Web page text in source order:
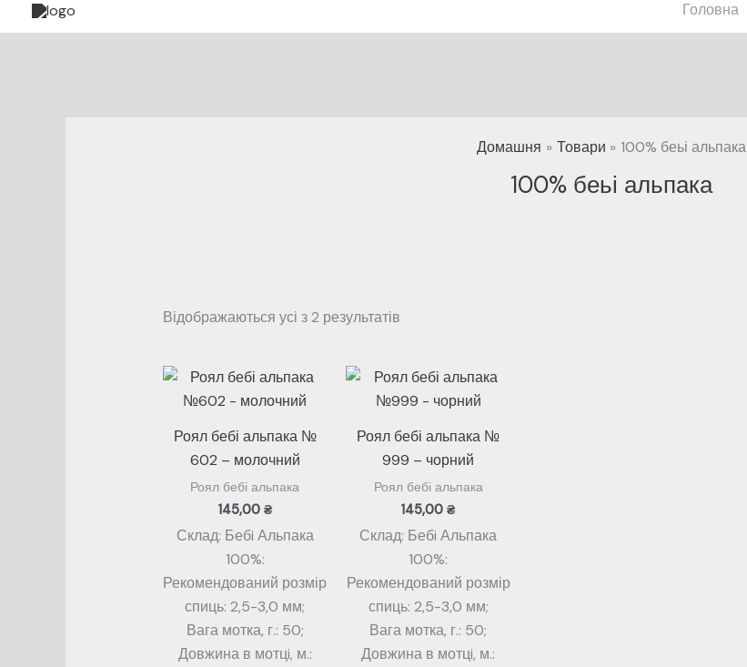
Головна
Домашня Товари 100% беьі альпака
100% беьі альпака
Відображаються усі з 2 результатів
Роял бебі альпака №
602 – молочний
Роял бебі альпака
145,00 ₴
Склад: Бебi Альпака
100%:
Рекомендований розмір
спиць: 2,5-3,0 мм;
Вага мотка, г.: 50;
Довжина в мотцi, м.:
Роял бебі альпака №
999 – чорний
Роял бебі альпака
145,00₴
Склад: Бебi Альпака
100%:
Рекомендований розмір
спиць: 2,5-3,0 мм;
Вага мотка, г.: 50;
Довжина в мотцi, м.: